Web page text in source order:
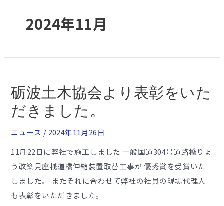
2024年11月
砺波土木協会より表彰をいた
だきました。
ニュース / 2024年11月26日
11月22日に弊社で施工しました 一般国道304号道路橋りょ
う改築見座桟道橋伸縮装置取替工事が 優秀賞を受賞いた
しました。 またそれに合わせて弊社の社員の現場代理人
も表彰をいただきました。